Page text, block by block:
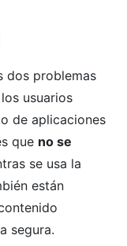
dos problemas
usuarios
de aplicaciones
que no se
se usa la
están
segura.